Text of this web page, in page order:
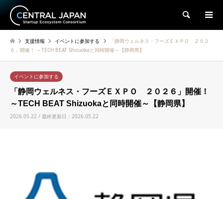
検索
支援情報 イベントに参加する
「静岡ウェルネス・フーズＥＸＰＯ ２０２
６」開催！ ～TECH BEAT Shizuokaと同時開催～【静岡県】
イベントに参加する
「静岡ウェルネス・フーズＥＸＰＯ ２０２６」開催！
～TECH BEAT Shizuokaと同時開催～【静岡県】
2026.05.22 / 最終更新日：2026.05.22